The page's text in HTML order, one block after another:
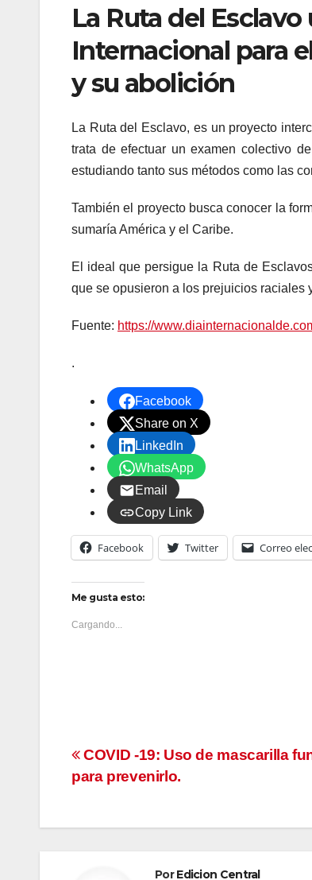
La Ruta del
Internacional para
y su abolición
La Ruta del Esclavo, es un proyecto
trata de efectuar un examen colectivo
estudiando tanto sus métodos como las
También el proyecto busca conocer la
sumaría América y el Caribe.
El ideal que persigue la Ruta de
que se opusieron a los prejuicios raciales
Fuente: https://
.
Facebook
Share on X
LinkedIn
WhatsApp
Email
Copy Link
Facebook Twitter Correo
Me gusta esto:
Cargando...
Navegación
de
entradas
COVID -19: Uso de mascarilla
para prevenirlo.
PorEdicion Central